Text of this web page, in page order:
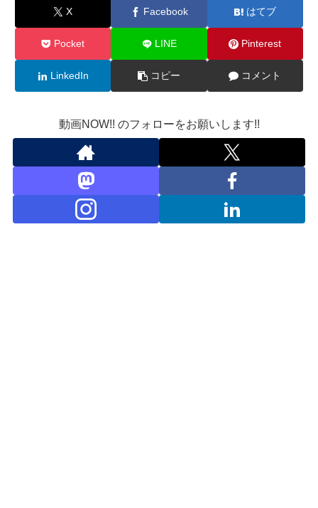
X Facebook はてブ
Pocket LINE Pinterest
LinkedIn コピー コメント
動画NOW!! のフォローをお願いします!!